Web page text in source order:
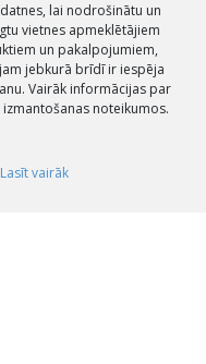
lai nodrošinātu un
vietnes apmeklētājiem
un pakalpojumiem,
jebkurā brīdī ir iespēja
Vairāk informācijas par
noteikumos.
Lasīt vairāk